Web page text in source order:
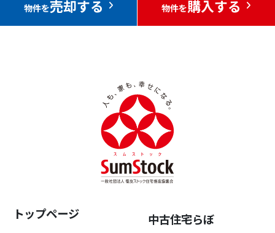
物件を売却する 物件を購入する
トップページ 中古住宅らぼ